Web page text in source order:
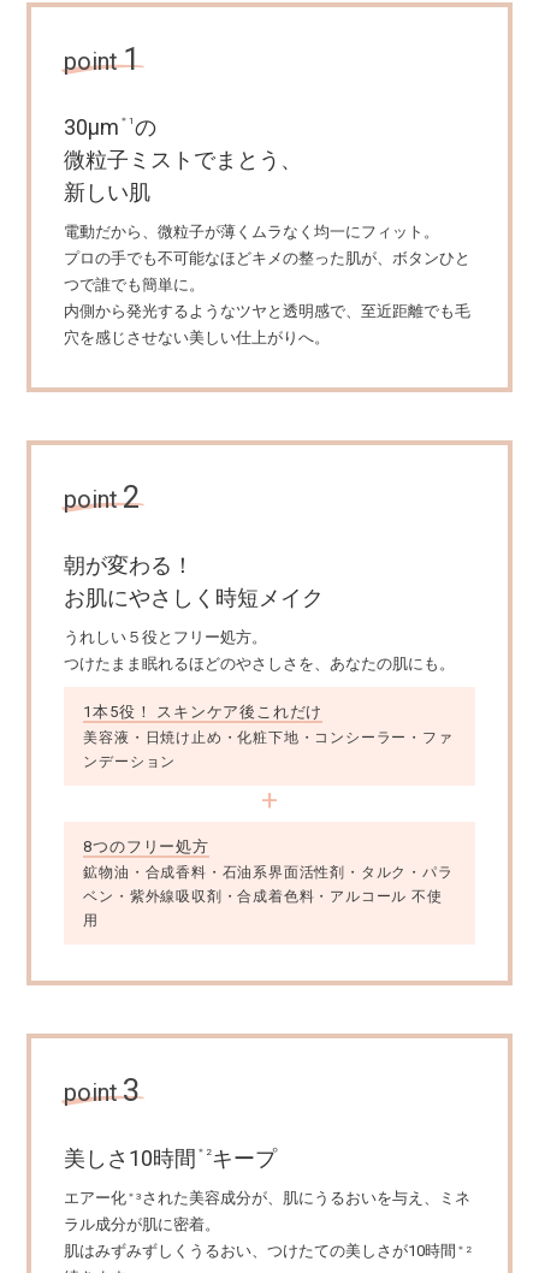
point1
30μm ＊1 の
微粒子ミストでまとう、
新しい肌
電動だから、微粒子が薄くムラなく均一にフィット。
プロの手でも不可能なほどキメの整った肌が、ボタンひと
つで誰でも簡単に。
内側から発光するようなツヤと透明感で、至近距離でも毛
穴を感じさせない美しい仕上がりへ。
point2
朝が変わる！
お肌にやさしく時短メイク
うれしい５役とフリー処方。
つけたまま眠れるほどのやさしさを、あなたの肌にも。
1本5役！ スキンケア後これだけ
美容液・日焼け止め・化粧下地・コンシーラー・ファ
ンデーション
8つのフリー処方
鉱物油・合成香料・石油系界面活性剤・タルク・パラ
ベン・紫外線吸収剤・合成着色料・アルコール 不使
用
point3
美しさ10時間 ＊2キープ
エアー化 ＊3 された美容成分が、肌にうるおいを与え、ミネ
ラル成分が肌に密着。
肌はみずみずしくうるおい、つけたての美しさが10時間 ＊2